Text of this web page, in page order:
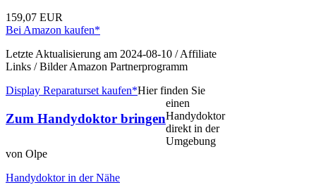
159,07 EUR
Bei Amazon kaufen*
Letzte Aktualisierung am 2024-08-10 / Affiliate
Links / Bilder Amazon Partnerprogramm
Display Reparaturset kaufen*
Zum Handydoktor bringen
Hier finden Sie
einen
Handydoktor
direkt in der
Umgebung
von Olpe
Handydoktor in der Nähe